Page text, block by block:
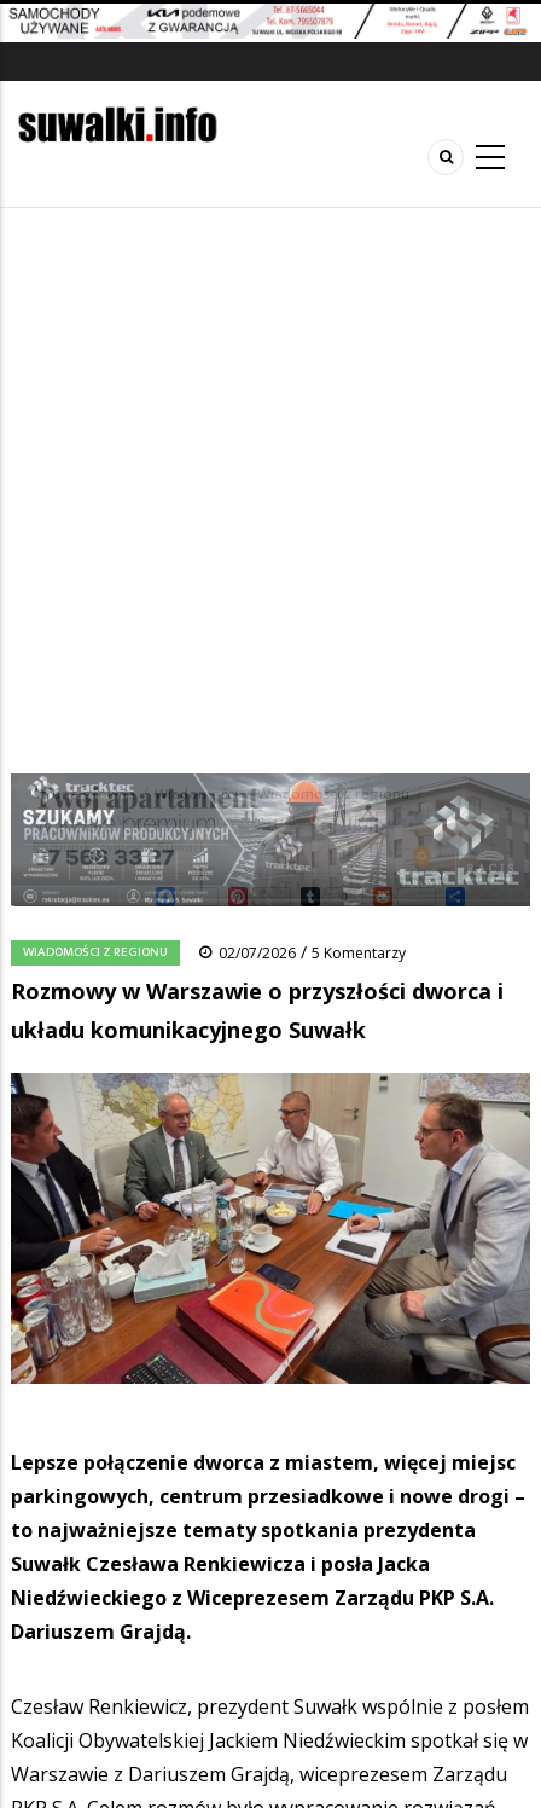
Ścieżka
nawigacyjna
Strona główna/Wiadomości/Wiadomości z regionu/
Rozmowy w Warszawie o przyszłości dworca i układu
komunikacyjnego Suwałk
FacebookPinterestTumblr
0 Reddit
WIADOMOŚCI Z REGIONU 02/07/2026 / 5 Komentarzy
Rozmowy w Warszawie o przyszłości dworca i
układu komunikacyjnego Suwałk
Lepsze połączenie dworca z miastem, więcej miejsc
parkingowych, centrum przesiadkowe i nowe drogi –
to najważniejsze tematy spotkania prezydenta
Suwałk Czesława Renkiewicza i posła Jacka
Niedźwieckiego z Wiceprezesem Zarządu PKP S.A.
Dariuszem Grajdą.
Czesław Renkiewicz, prezydent Suwałk wspólnie z posłem
Koalicji Obywatelskiej Jackiem Niedźwieckim spotkał się w
Warszawie z Dariuszem Grajdą, wiceprezesem Zarządu